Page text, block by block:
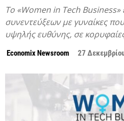
To «Women in Tech Business»
συνεντεύξεων με γυναίκες
υψηλής ευθύνης, σε
Economix Newsroom 27